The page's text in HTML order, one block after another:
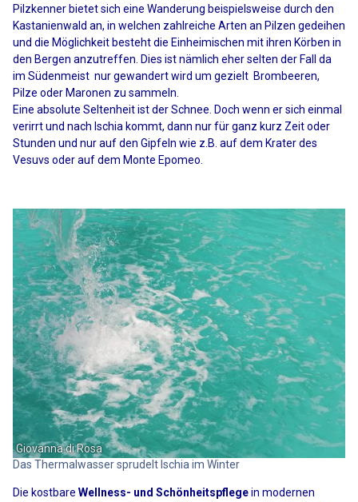
Pilzkenner bietet sich eine Wanderung beispielsweise durch den
Kastanienwald an, in welchen zahlreiche Arten an Pilzen gedeihen
und die Möglichkeit besteht die Einheimischen mit ihren Körben in
den Bergen anzutreffen. Dies ist nämlich eher selten der Fall da
im Südenmeist nur gewandert wird um gezielt Brombeeren,
Pilze oder Maronen zu sammeln.
Eine absolute Seltenheit ist der Schnee. Doch wenn er sich einmal
verirrt und nach Ischia kommt, dann nur für ganz kurz Zeit oder
Stunden und nur auf den Gipfeln wie z.B. auf dem Krater des
Vesuvs oder auf dem Monte Epomeo.
Giovanna di Rosa
Das Thermalwasser sprudelt Ischia im Winter
Die kostbare Wellness- und Schönheitspflegein modernen